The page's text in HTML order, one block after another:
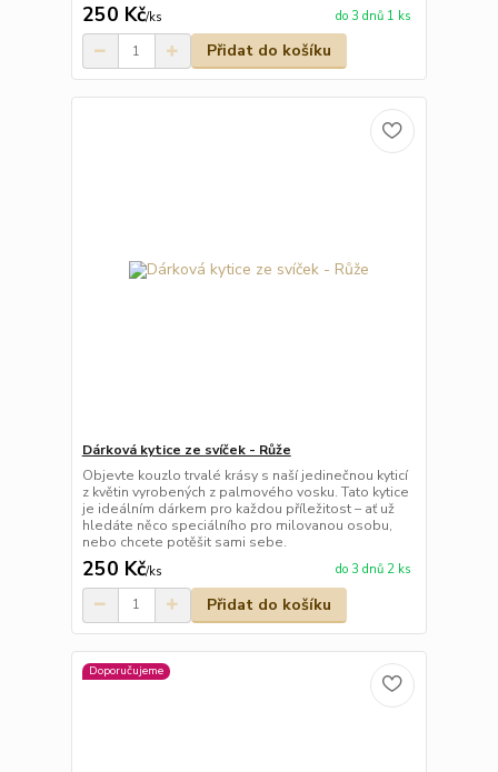
250 Kč/ks do 3 dnů 1 ks
Přidat do košíku
Dárková kytice ze svíček - Růže
Objevte kouzlo trvalé krásy s naší jedinečnou kyticí
z květin vyrobených z palmového vosku. Tato kytice
je ideálním dárkem pro každou příležitost – ať už
hledáte něco speciálního pro milovanou osobu,
nebo chcete potěšit sami sebe.
250 Kč/ks do 3 dnů 2 ks
Přidat do košíku
Doporučujeme